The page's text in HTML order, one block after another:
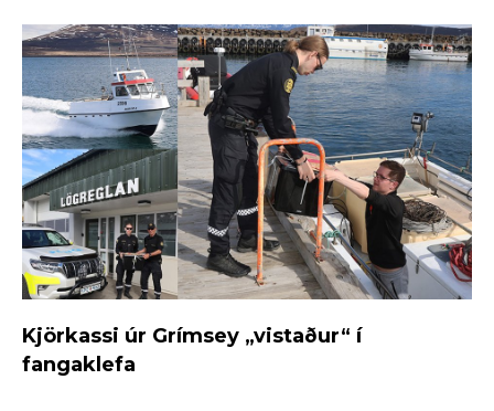
Kjörkassi úr Grímsey „vistaður“ í
fangaklefa